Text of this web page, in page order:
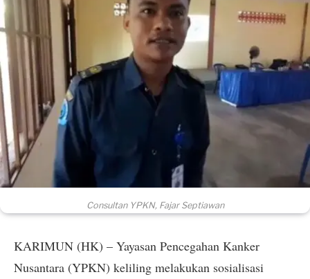
Consultan YPKN, Fajar Septiawan
KARIMUN (HK) – Yayasan Pencegahan Kanker
Nusantara (YPKN) keliling melakukan sosialisasi